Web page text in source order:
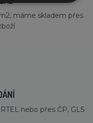
máme skladem přes
nebo přes ČP, GLS